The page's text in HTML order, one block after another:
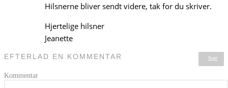
Hilsnerne bliver sendt videre, tak for du skriver.
Hjertelige hilsner
Jeanette
Svar
EFTERLAD EN KOMMENTAR
Kommentar